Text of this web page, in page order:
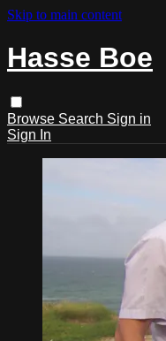
Skip to main content
Hasse Boe
Browse Search Sign in
Sign In